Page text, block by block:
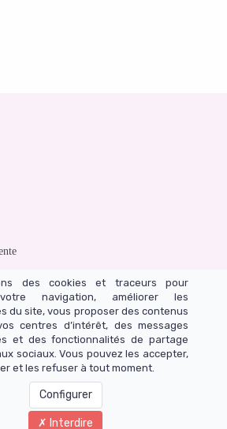
des cookies et traceurs pour
navigation, améliorer les
du site, vous proposer des contenus
centres d’intérêt, des messages
et des fonctionnalités de partage
sociaux. Vous pouvez les accepter,
et les refuser à tout moment.
Configurer
Interdire